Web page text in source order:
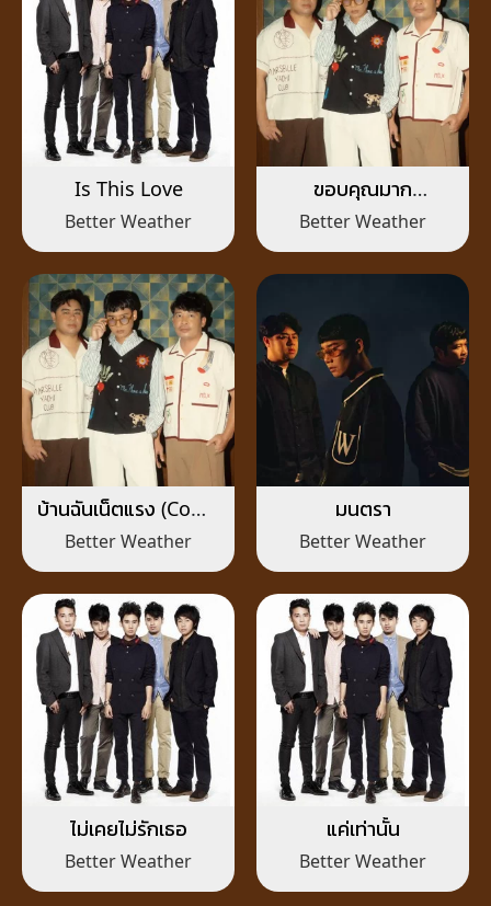
Is This Love
Better Weather
ขอบคุณมาก
(Appreciate)
Better Weather
บ้านฉันเน็ตแรง (Come
with me free WiFi)
Better Weather
มนตรา
Better Weather
ไม่เคยไม่รักเธอ
Better Weather
แค่เท่านั้น
Better Weather